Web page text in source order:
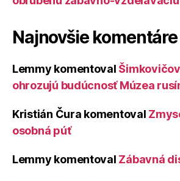
Najnovšie komentáre
Lemmy komentoval
ohrozujú budúcnosť Múzea
Kristián Čura komentoval
osobná púť
Lemmy komentoval Zábavná